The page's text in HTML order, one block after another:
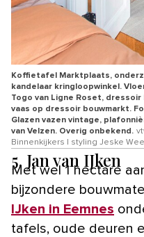
Koffietafel Marktplaats,
kandelaar kringloopwinkel.
Togo van Ligne Roset,
vaas op dressoir bouwmarkt.
Glazen vazen vintage,
van Velzen. Overig onbekend.
Binnenkijkers | styling Jeske
5. Jan van IJken
Met wel 1 hectare
bijzondere
IJken in Eemnes
tafels, oude deuren